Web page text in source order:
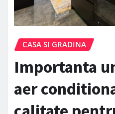
CASA SI GRADINA
Importanta
aer